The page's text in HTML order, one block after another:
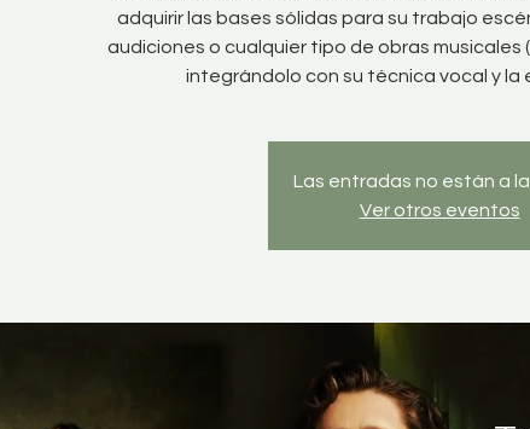
adquirir las bases sólidas para su trabajo
audiciones o cualquier tipo de obras musicales
integrándolo con su técnica vocal y la
Las entradas no están a
Ver otros eventos